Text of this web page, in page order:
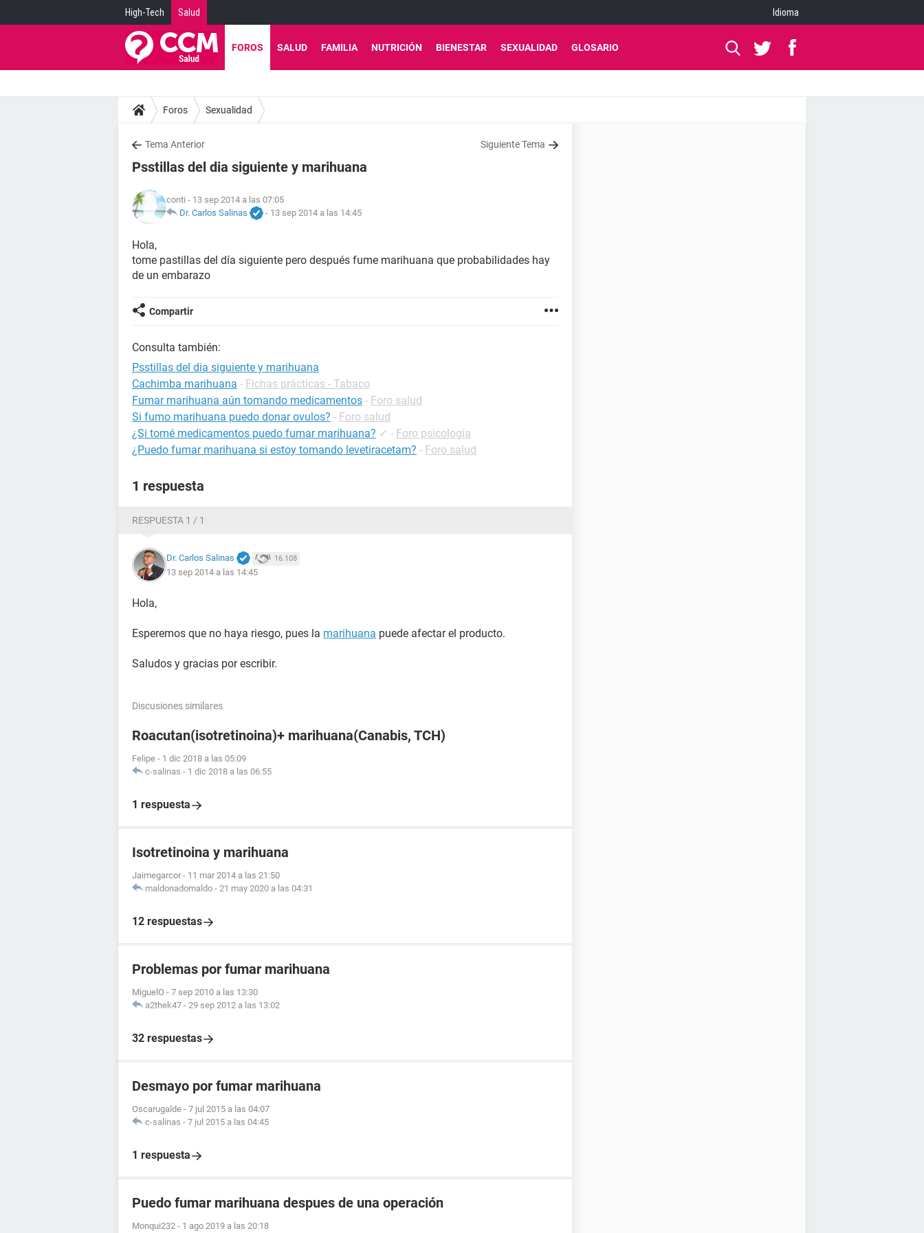
High-Tech Salud Idioma
FOROS SALUD FAMILIA NUTRICIÓN BIENESTAR SEXUALIDAD GLOSARIO
Foros Sexualidad
Tema Anterior Siguiente Tema
Psstillas del dia siguiente y marihuana
conti - 13 sep 2014 a las 07:05
Dr. Carlos Salinas
- 13 sep 2014 a las 14:45
Hola,
tome pastillas del día siguiente pero después fume marihuana que probabilidades hay
de un embarazo
Compartir
Consulta también:
Psstillas del dia siguiente y marihuana
Cachimba marihuana - Fichas prácticas - Tabaco
Fumar marihuana aún tomando medicamentos - Foro salud
Si fumo marihuana puedo donar ovulos? - Foro salud
¿Si tomé medicamentos puedo fumar marihuana? ✓ - Foro psicología
¿Puedo fumar marihuana si estoy tomando levetiracetam? - Foro salud
1 respuesta
RESPUESTA 1 / 1
Dr. Carlos Salinas 16.108
13 sep 2014 a las 14:45
Hola,
Esperemos que no haya riesgo, pues la marihuana puede afectar el producto.
Saludos y gracias por escribir.
Discusiones similares
Roacutan(isotretinoina)+ marihuana(Canabis, TCH)
Felipe - 1 dic 2018 a las 05:09
c-salinas - 1 dic 2018 a las 06:55
1 respuesta
Isotretinoina y marihuana
Jaimegarcor - 11 mar 2014 a las 21:50
maldonadomaldo - 21 may 2020 a las 04:31
12 respuestas
Problemas por fumar marihuana
MiguelO - 7 sep 2010 a las 13:30
a2thek47 - 29 sep 2012 a las 13:02
32 respuestas
Desmayo por fumar marihuana
Oscarugalde - 7 jul 2015 a las 04:07
c-salinas - 7 jul 2015 a las 04:45
1 respuesta
Puedo fumar marihuana despues de una operación
Monqui232 - 1 ago 2019 a las 20:18